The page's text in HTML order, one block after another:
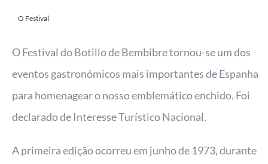
O Festival
O Festival do Botillo de Bembibre tornou-se um dos
eventos gastronómicos mais importantes de Espanha
para homenagear o nosso emblemático enchido. Foi
declarado de Interesse Turístico Nacional.
A primeira edição ocorreu em junho de 1973, durante